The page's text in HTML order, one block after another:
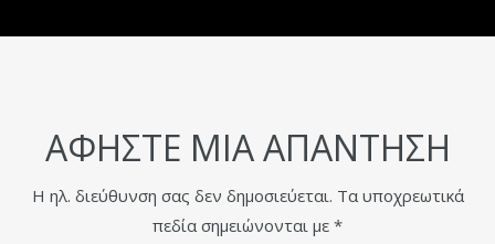
ΑΦΉΣΤΕ ΜΙΑ ΑΠΆΝΤΗΣΗ
Η ηλ. διεύθυνση σας δεν δημοσιεύεται. Τα υποχρεωτικά
πεδία σημειώνονται με *